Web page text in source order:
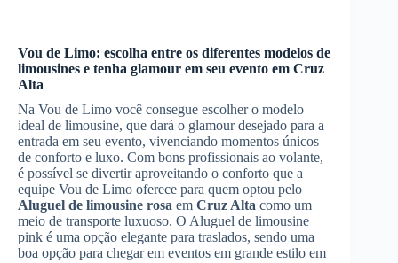
Vou de Limo: escolha entre os diferentes modelos de
limousines e tenha glamour em seu evento em Cruz
Alta
Na Vou de Limo você consegue escolher o modelo
ideal de limousine, que dará o glamour desejado para a
entrada em seu evento, vivenciando momentos únicos
de conforto e luxo. Com bons profissionais ao volante,
é possível se divertir aproveitando o conforto que a
equipe Vou de Limo oferece para quem optou pelo
Aluguel de limousine rosa em Cruz Alta como um
meio de transporte luxuoso. O Aluguel de limousine
pink é uma opção elegante para traslados, sendo uma
boa opção para chegar em eventos em grande estilo em